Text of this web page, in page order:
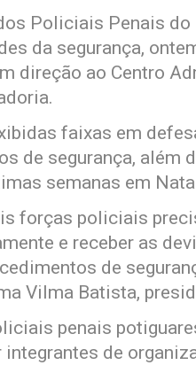
Policiais Penais do
da segurança,
direção ao Centro
faixas em
de segurança, além
semanas em
forças policiais
e receber as
de
Vilma Batista,
penais
de